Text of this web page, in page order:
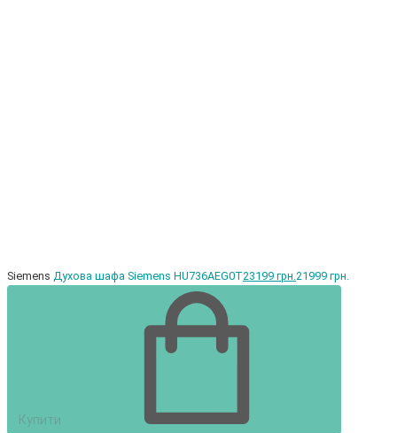
Siemens Духова шафа Siemens HU736AEG0T23199 грн.21999 грн.
Купити